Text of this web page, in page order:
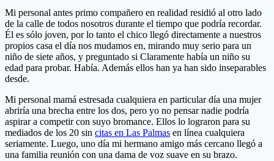
Mi personal antes primo compañero en realidad residió al otro lado
de la calle de todos nosotros durante el tiempo que podría recordar.
Él es sólo joven, por lo tanto el chico llegó directamente a nuestros
propios casa el día nos mudamos en, mirando muy serio para un
niño de siete años, y preguntado si Claramente había un niño su
edad para probar. Había. Además ellos han ya han sido inseparables
desde.
Mi personal mamá estresada cualquiera en particular día una mujer
abriría una brecha entre los dos, pero yo no pensar nadie podría
aspirar a competir con suyo bromance. Ellos lo lograron para su
mediados de los 20 sin citas en Las Palmas en línea cualquiera
seriamente. Luego, uno día mi hermano amigo más cercano llegó a
una familia reunión con una dama de voz suave en su brazo.